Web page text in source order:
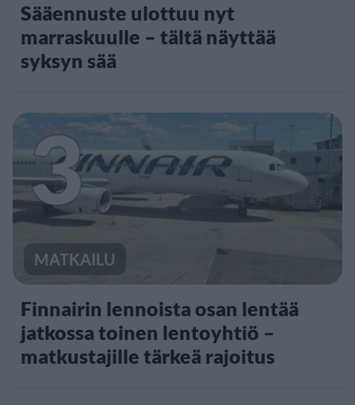
Sääennuste ulottuu nyt
marraskuulle – tältä näyttää
syksyn sää
3
MATKAILU
Finnairin lennoista osan lentää
jatkossa toinen lentoyhtiö –
matkustajille tärkeä rajoitus